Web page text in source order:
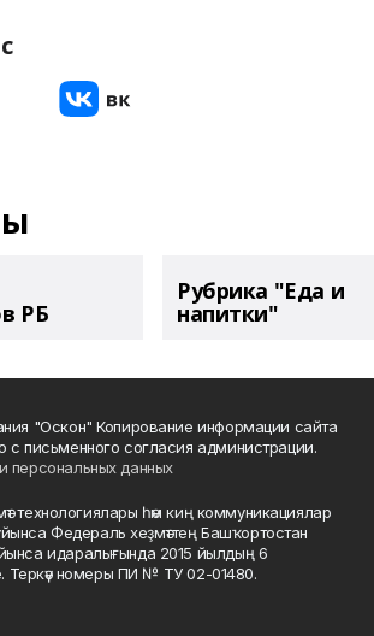
РБ
Рубрика "Еда и
напитки"
"Оскон" Копирование информации сайта
с письменного согласия администрации.
персональных данных
технологиялары һәм киң коммуникациялар
Федераль хеҙмәттең Башҡортостан
идаралығында 2015 йылдың 6
Теркәү номеры ПИ № ТУ 02-01480.